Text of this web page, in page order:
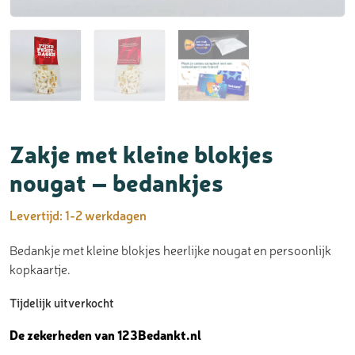
Zakje met kleine blokjes
nougat – bedankjes
Levertijd:1-2 werkdagen
Bedankje met kleine blokjes heerlijke nougat en persoonlijk
kopkaartje.
Tijdelijk uitverkocht
De zekerheden van 123Bedankt.nl